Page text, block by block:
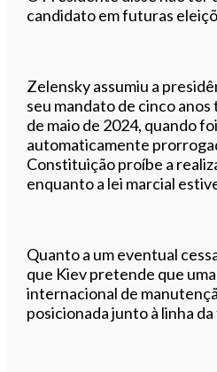
candidato em futuras
Zelensky assumiu a
seu mandato de cinco
de maio de 2024, quando foi
automaticamente
Constituição proíbe a
enquanto a lei marcial
Quanto a um eventual
que Kiev pretende que
internacional de
posicionada junto à linha